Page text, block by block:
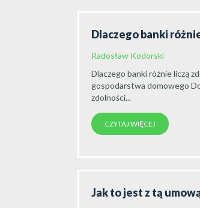
Dlaczego banki
Radosław Kodorski
Dlaczego banki różnie liczą
gospodarstwa domowego
zdolności...
CZYTAJ WIĘCEJ
Jak to jest z tą